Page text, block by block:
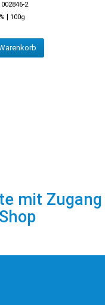
2
| 100g
mit Zugang